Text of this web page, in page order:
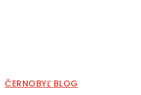
ČERNOBYĽ BLOG